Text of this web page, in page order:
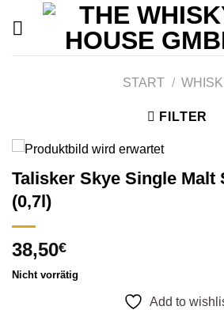
START /
FILTER
Talisker Skye Single Malt
(0,7l)
38,50€
Nicht vorrätig
Add to